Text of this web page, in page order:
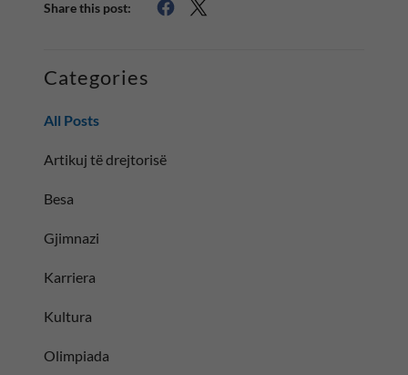
Share this post:
Categories
All Posts
Artikuj të drejtorisë
Besa
Gjimnazi
Karriera
Kultura
Olimpiada